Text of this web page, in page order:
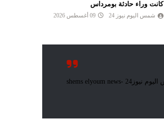
كانت وراء حادثة بومرداس
شمس اليوم نيوز 24 09 أغسطس 2026